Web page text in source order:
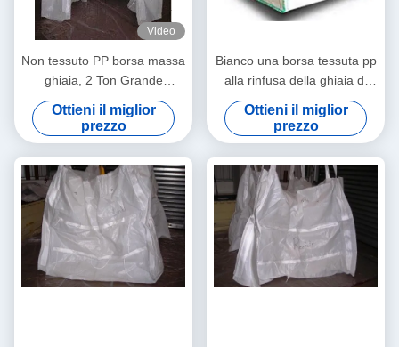
Video
Non tessuto PP borsa massa
ghiaia, 2 Ton Grande
costruzione Ghiaia Jumbo
Borse
Ottieni il miglior
prezzo
Bianco una borsa tessuta pp
alla rinfusa della ghiaia di
tonnellata per uso della
costruzione del costruttore
Ottieni il miglior
prezzo